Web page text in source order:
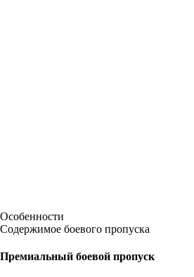
Особенности
Содержимое боевого пропуска
Премиальный боевой пропуск